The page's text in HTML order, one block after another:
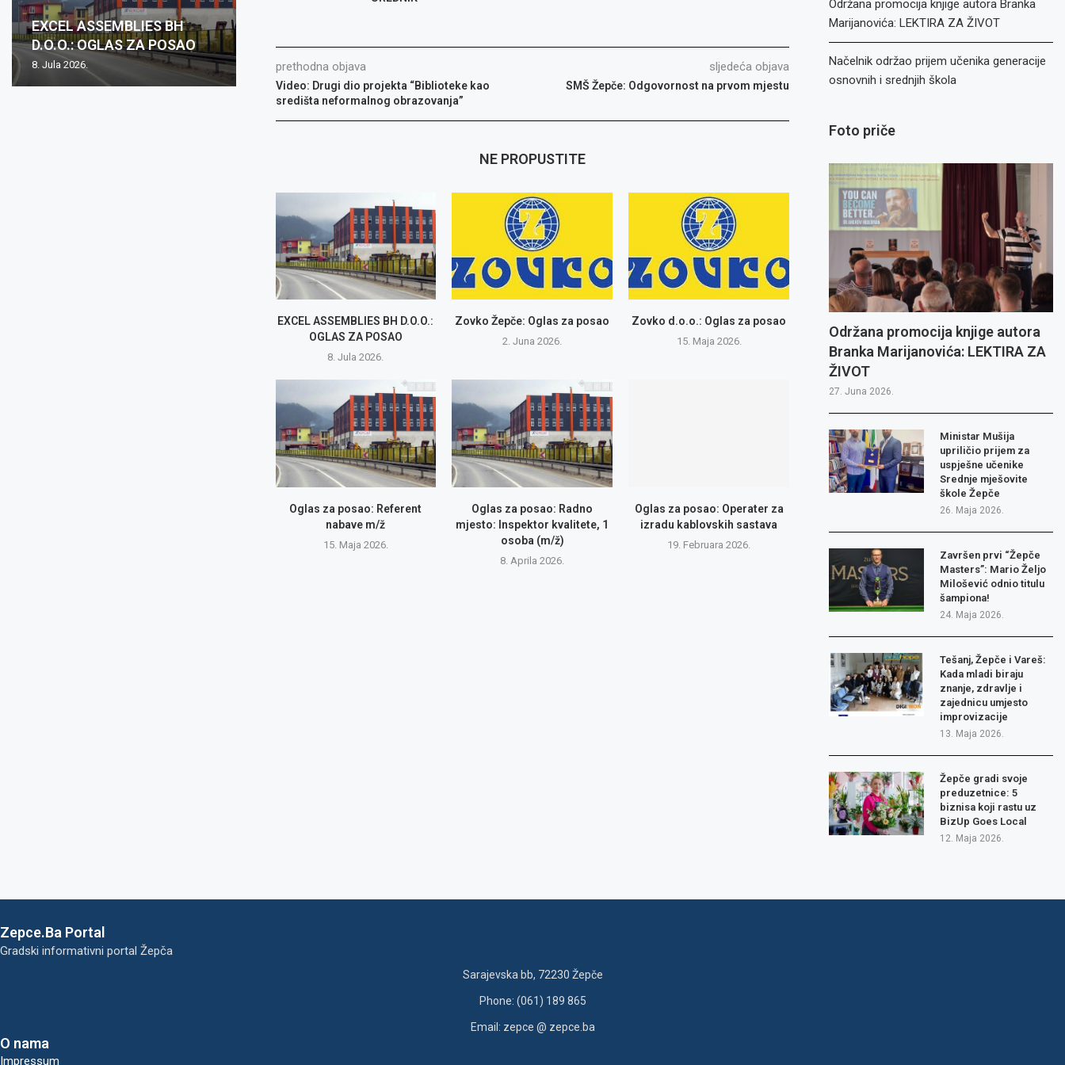
prethodna objava
Video: Drugi dio projekta “Biblioteke kao
središta neformalnog obrazovanja”
sljedeća objava
SMŠ Žepče: Odgovornost na prvom mjestu
NE PROPUSTITE
EXCEL ASSEMBLIES BH D.O.O.:
OGLAS ZA POSAO
8. Jula 2026.
Zovko Žepče: Oglas za posao
2. Juna 2026.
Zovko d.o.o.: Oglas za posao
15. Maja 2026.
Oglas za posao: Referent
nabave m/ž
15. Maja 2026.
Oglas za posao: Radno
mjesto: Inspektor kvalitete, 1
osoba (m/ž)
8. Aprila 2026.
Oglas za posao: Operater za
izradu kablovskih sastava
19. Februara 2026.
Održana promocija knjige autora Branka
Marijanovića: LEKTIRA ZA ŽIVOT
Načelnik održao prijem učenika generacije
osnovnih i srednjih škola
Foto priče
Održana promocija knjige autora
Branka Marijanovića: LEKTIRA ZA
ŽIVOT
27. Juna 2026.
Ministar Mušija
upriličio prijem za
uspješne učenike
Srednje mješovite
škole Žepče
26. Maja 2026.
Završen prvi “Žepče
Masters”: Mario Željo
Milošević odnio titulu
šampiona!
24. Maja 2026.
Tešanj, Žepče i Vareš:
Kada mladi biraju
znanje, zdravlje i
zajednicu umjesto
improvizacije
13. Maja 2026.
Žepče gradi svoje
preduzetnice: 5
biznisa koji rastu uz
BizUp Goes Local
12. Maja 2026.
EXCEL ASSEMBLIES BH
D.O.O.: OGLAS ZA POSAO
8. Jula 2026.
Zepce.Ba Portal
Gradski informativni portal Žepča
Sarajevska bb, 72230 Žepče
Phone: (061) 189 865
Email: zepce @ zepce.ba
O nama
Impressum